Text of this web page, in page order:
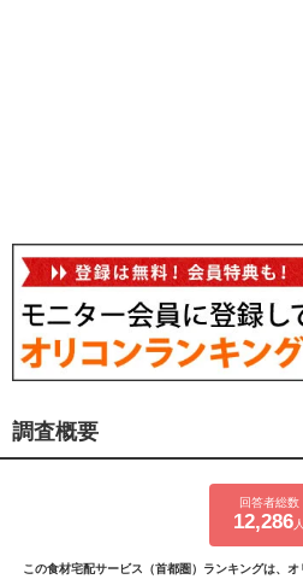
調査概要
回答者総数
12,286 人
この食材宅配サービス（首都圏）ランキングは、オ